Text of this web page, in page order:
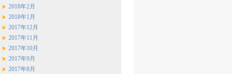
2018年2月
2018年1月
2017年12月
2017年11月
2017年10月
2017年9月
2017年8月